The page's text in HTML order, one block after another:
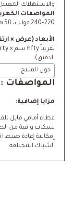
والاستهلاك
المواصفات
220–240 فولت، 50 هرتز.
الأبعاد (عرض ×
الدقيق).
حول المنتج
المواصفات :
مزايا إضافية:
غطاء أمامي قابل
شبكات واقية من
إمكانية إعادة ضبط
الشباك المختلفة.